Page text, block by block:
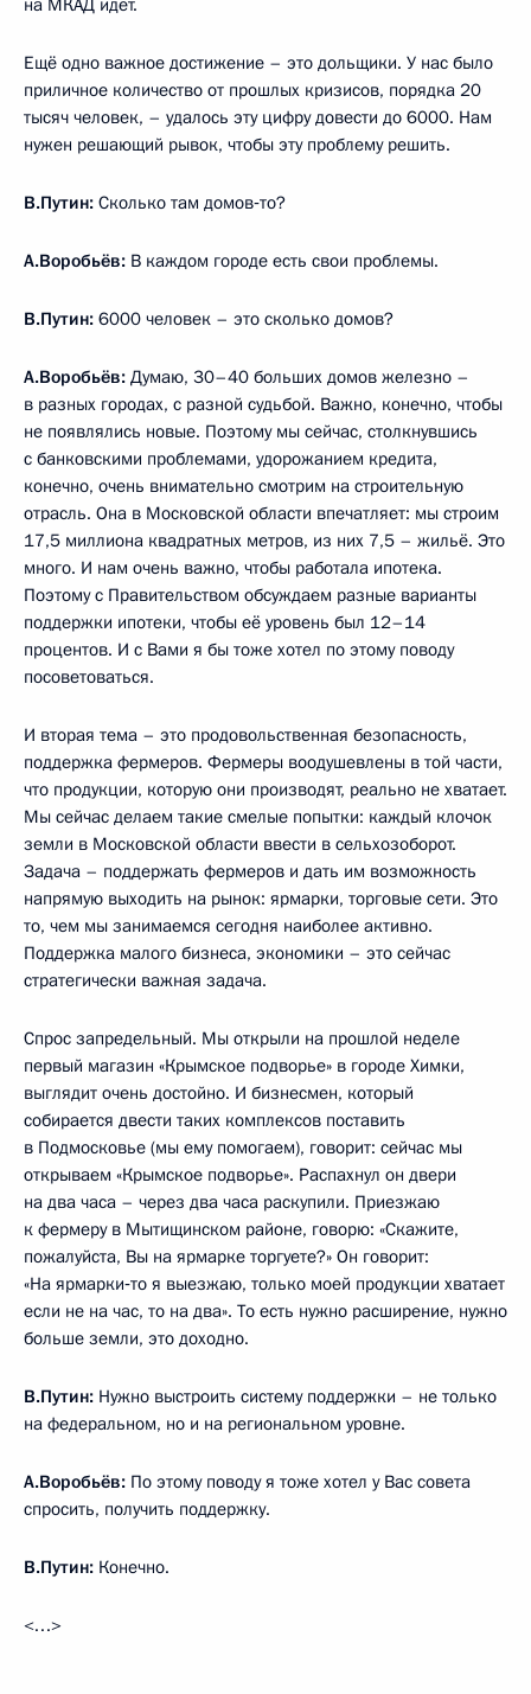
Ещё одно важное достижение – это дольщики. У нас было
приличное количество от прошлых кризисов, порядка 20
тысяч человек, – удалось эту цифру довести до 6000. Нам
нужен решающий рывок, чтобы эту проблему решить.
В.Путин: Сколько там домов‑то?
А.Воробьёв: В каждом городе есть свои проблемы.
В.Путин: 6000 человек – это сколько домов?
А.Воробьёв: Думаю, 30–40 больших домов железно –
в разных городах, с разной судьбой. Важно, конечно, чтобы
не появлялись новые. Поэтому мы сейчас, столкнувшись
с банковскими проблемами, удорожанием кредита,
конечно, очень внимательно смотрим на строительную
отрасль. Она в Московской области впечатляет: мы строим
17,5 миллиона квадратных метров, из них 7,5 – жильё. Это
много. И нам очень важно, чтобы работала ипотека.
Поэтому с Правительством обсуждаем разные варианты
поддержки ипотеки, чтобы её уровень был 12–14
процентов. И с Вами я бы тоже хотел по этому поводу
посоветоваться.
И вторая тема – это продовольственная безопасность,
поддержка фермеров. Фермеры воодушевлены в той части,
что продукции, которую они производят, реально не хватает.
Мы сейчас делаем такие смелые попытки: каждый клочок
земли в Московской области ввести в сельхозоборот.
Задача – поддержать фермеров и дать им возможность
напрямую выходить на рынок: ярмарки, торговые сети. Это
то, чем мы занимаемся сегодня наиболее активно.
Поддержка малого бизнеса, экономики – это сейчас
стратегически важная задача.
Спрос запредельный. Мы открыли на прошлой неделе
первый магазин «Крымское подворье» в городе Химки,
выглядит очень достойно. И бизнесмен, который
собирается двести таких комплексов поставить
в Подмосковье (мы ему помогаем), говорит: сейчас мы
открываем «Крымское подворье». Распахнул он двери
на два часа – через два часа раскупили. Приезжаю
к фермеру в Мытищинском районе, говорю: «Скажите,
пожалуйста, Вы на ярмарке торгуете?» Он говорит:
«На ярмарки‑то я выезжаю, только моей продукции хватает
если не на час, то на два». То есть нужно расширение, нужно
больше земли, это доходно.
В.Путин: Нужно выстроить систему поддержки – не только
на федеральном, но и на региональном уровне.
А.Воробьёв: По этому поводу я тоже хотел у Вас совета
спросить, получить поддержку.
В.Путин: Конечно.
<…>